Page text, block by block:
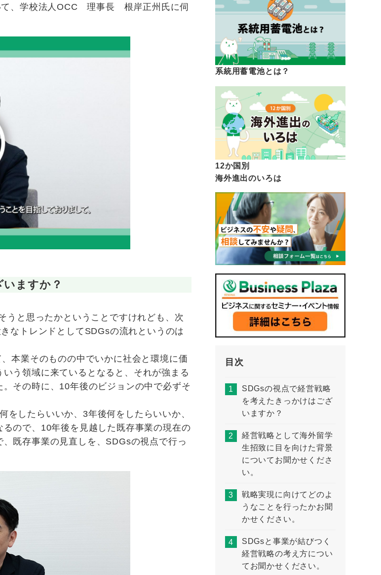
て、学校法人OCC 理事長 根岸正州氏に伺
ますか？
うと思ったかということですけれども、次
なトレンドとしてSDGsの流れというのは
本業そのものの中でいかに社会と環境に価
う領域に来ているとなると、それが強まる
その時に、10年後のビジョンの中で必ずそ
をしたらいいか、3年後何をしたらいいか、
ので、10年後を見越した既存事業の現在の
既存事業の見直しを、SDGsの視点で行っ
系統用蓄電池とは？
12か国別
海外進出のいろは
目次
SDGsの視点で経営戦略
を考えたきっかけはござ
いますか？
経営戦略として海外留学
生招致に目を向けた背景
についてお聞かせくださ
い。
戦略実現に向けてどのよ
うなことを行ったかお聞
かせください。
SDGsと事業が結びつく
経営戦略の考え方につい
てお聞かせください。